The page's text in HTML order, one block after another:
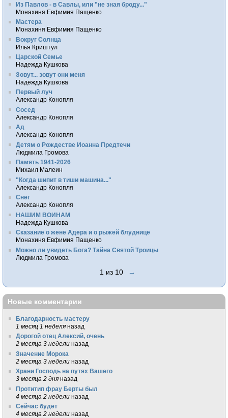
Из Павлов - в Савлы, или "не зная броду..."
Монахиня Евфимия Пащенко
Мастера
Монахиня Евфимия Пащенко
Вокруг Солнца
Илья Криштул
Царской Семье
Надежда Кушкова
Зовут... зовут они меня
Надежда Кушкова
Первый луч
Александр Конопля
Сосед
Александр Конопля
Ад
Александр Конопля
Детям о Рождестве Иоанна Предтечи
Людмила Громова
Память 1941-2026
Михаил Малеин
"Когда шипит в тиши машина..."
Александр Конопля
Снег
Александр Конопля
НАШИМ ВОИНАМ
Надежда Кушкова
Сказание о жене Адера и о рыжей блуднице
Монахиня Евфимия Пащенко
Можно ли увидеть Бога? Тайна Святой Троицы
Людмила Громова
1 из 10 →
Новые комментарии
Благодарность мастеру
1 месяц 1 неделя назад
Дорогой отец Алексий, очень
2 месяца 3 недели назад
Значение Морока
2 месяца 3 недели назад
Храни Господь на путях Вашего
3 месяца 2 дня назад
Протитип фрау Берты был
4 месяца 2 недели назад
Сейчас будет
4 месяца 2 недели назад